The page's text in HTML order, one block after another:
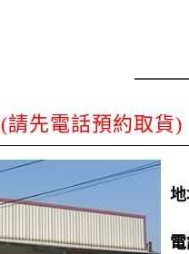
(請先電話預約取貨)